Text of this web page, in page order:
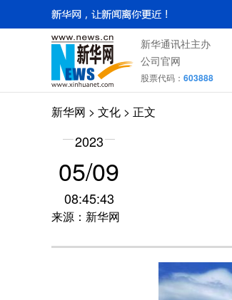
新华通讯社主办
公司官网
股票代码： 603888
新华网 > 文化 > 正文
2023
05/09
08:45:43
来源：新华网